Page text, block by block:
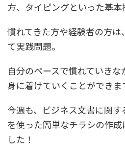
方、タイピングといった基本
慣れてきた方や経験者の方
て実践問題。
自分のペースで慣れていき
身に着けていくことができま
今週も、ビジネス文書に関
を使った簡単なチラシの作
した！